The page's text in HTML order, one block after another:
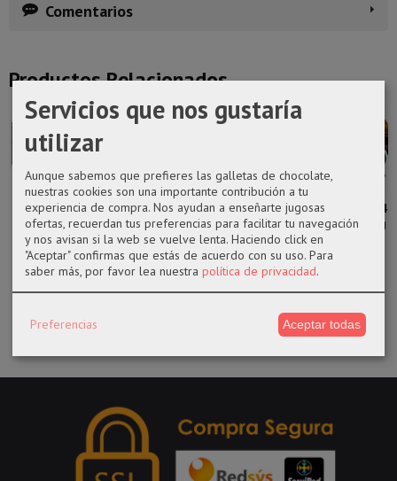
Comentarios
Productos Relacionados
FUNKO POP
MOBIUS-
MARVEL (LOKI)
14,50 €
Funko pop 152
Gilderoy
Lockhart
14,50 €
Funko pop
1132 Netero
Hunter x...
17,99 €
Funko pop 342
Snoop Dogg
14,50 €
Servicios que nos gustaría
utilizar
Aunque sabemos que prefieres las galletas de chocolate,
nuestras cookies son una importante contribución a tu
experiencia de compra. Nos ayudan a enseñarte jugosas
ofertas, recuerdan tus preferencias para facilitar tu navegación
y nos avisan si la web se vuelve lenta. Haciendo click en
"Aceptar" confirmas que estás de acuerdo con su uso. Para
saber más, por favor lea nuestra política de privacidad.
Preferencias Aceptar todas